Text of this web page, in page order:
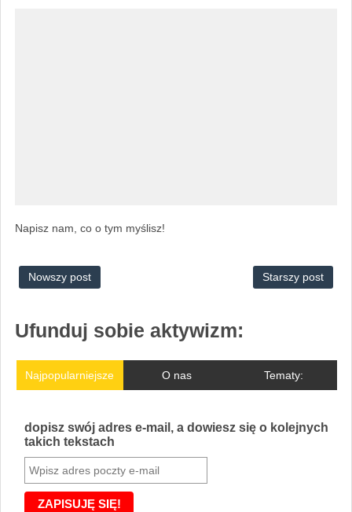
Napisz nam, co o tym myślisz!
Nowszy post Starszy post
Ufunduj sobie aktywizm:
Najpopularniejsze O nas Tematy:
dopisz swój adres e-mail, a dowiesz się o kolejnych
takich tekstach